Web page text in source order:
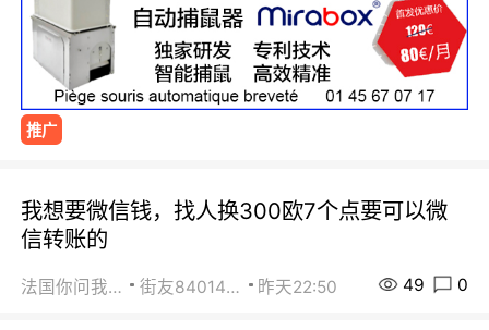
推广
我想要微信钱，找人换300欧7个点要可以微
信转账的
法国你问我答 街友84014588 昨天22:50 49 0